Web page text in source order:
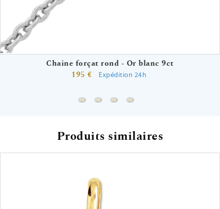
Chaine forçat rond - Or blanc 9ct
195 €
Expédition 24h
Chaine forçat rond - Or blanc 9ct
Chaine gourmette - Or blanc 9ct
Chaine forçat - Or blanc 9ct
Chaine singapour - Or
Produits similaires